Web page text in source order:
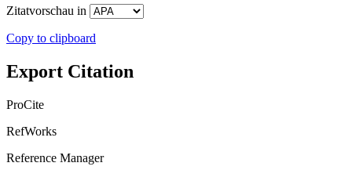
Zitatvorschau in
Copy to clipboard
Export Citation
ProCite
RefWorks
Reference Manager